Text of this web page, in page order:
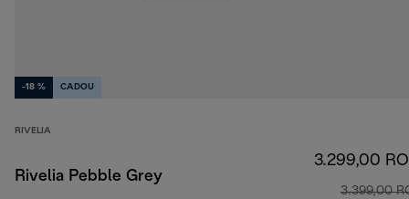
-18 % CADOU
RIVELIA
Rivelia Pebble Grey
3.299,00
3.399,00